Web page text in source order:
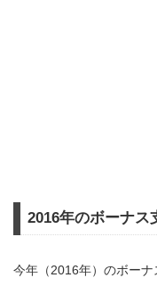
2016年のボーナス
今年（2016年）のボーナ